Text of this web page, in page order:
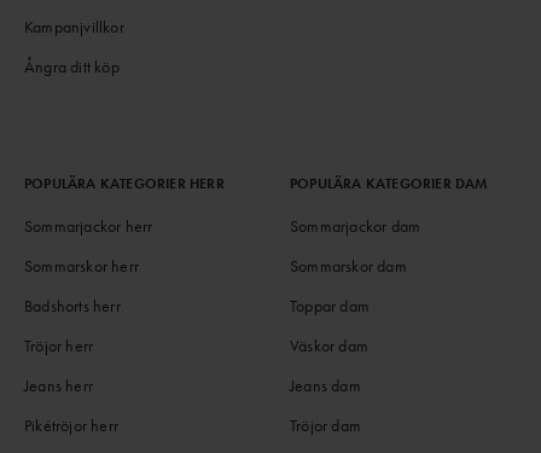
Kampanjvillkor
Ångra ditt köp
POPULÄRA KATEGORIER HERR
Sommarjackor herr
Sommarskor herr
Badshorts herr
Tröjor herr
Jeans herr
Pikétröjor herr
POPULÄRA KATEGORIER DAM
Sommarjackor dam
Sommarskor dam
Toppar dam
Väskor dam
Jeans dam
Tröjor dam